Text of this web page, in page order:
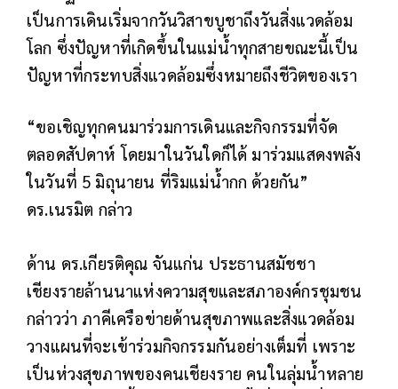
เป็นการเดินเริ่มจากวันวิสาขบูชาถึงวันสิ่งแวดล้อม
โลก ซึ่งปัญหาที่เกิดขึ้นในแม่น้ำทุกสายขณะนี้เป็น
ปัญหาที่กระทบสิ่งแวดล้อมซึ่งหมายถึงชีวิตของเรา
“ขอเชิญทุกคนมาร่วมการเดินและกิจกรรมที่จัด
ตลอดสัปดาห์ โดยมาในวันใดก็ได้ มาร่วมแสดงพลัง
ในวันที่ 5 มิถุนายน ที่ริมแม่น้ำกก ด้วยกัน”
ดร.เนรมิต กล่าว
ด้าน ดร.เกียรติคุณ จันแก่น ประธานสมัชชา
เชียงรายล้านนาแห่งความสุขและสภาองค์กรชุมชน
กล่าวว่า ภาคีเครือข่ายด้านสุขภาพและสิ่งแวดล้อม
วางแผนที่จะเข้าร่วมกิจกรรมกันอย่างเต็มที่ เพราะ
เป็นห่วงสุขภาพของคนเชียงราย คนในลุ่มน้ำหลาย